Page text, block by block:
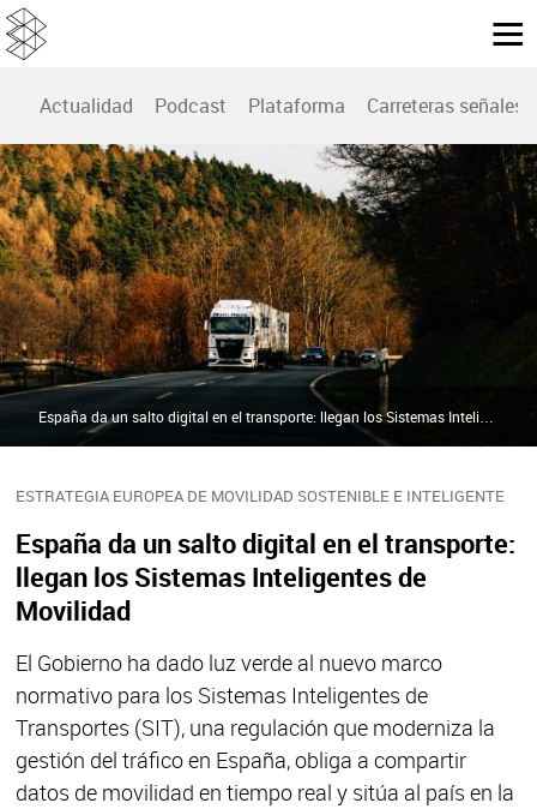
Actualidad Podcast Plataforma Carreteras señales
ESTRATEGIA EUROPEA DE MOVILIDAD SOSTENIBLE E INTELIGENTE
España da un salto digital en el transporte:
llegan los Sistemas Inteligentes de
Movilidad
El Gobierno ha dado luz verde al nuevo marco
normativo para los Sistemas Inteligentes de
Transportes (SIT), una regulación que moderniza la
gestión del tráfico en España, obliga a compartir
datos de movilidad en tiempo real y sitúa al país en la
España da un salto digital en el transporte: llegan los Sistemas Inteligentes de Movilidad | Pexels